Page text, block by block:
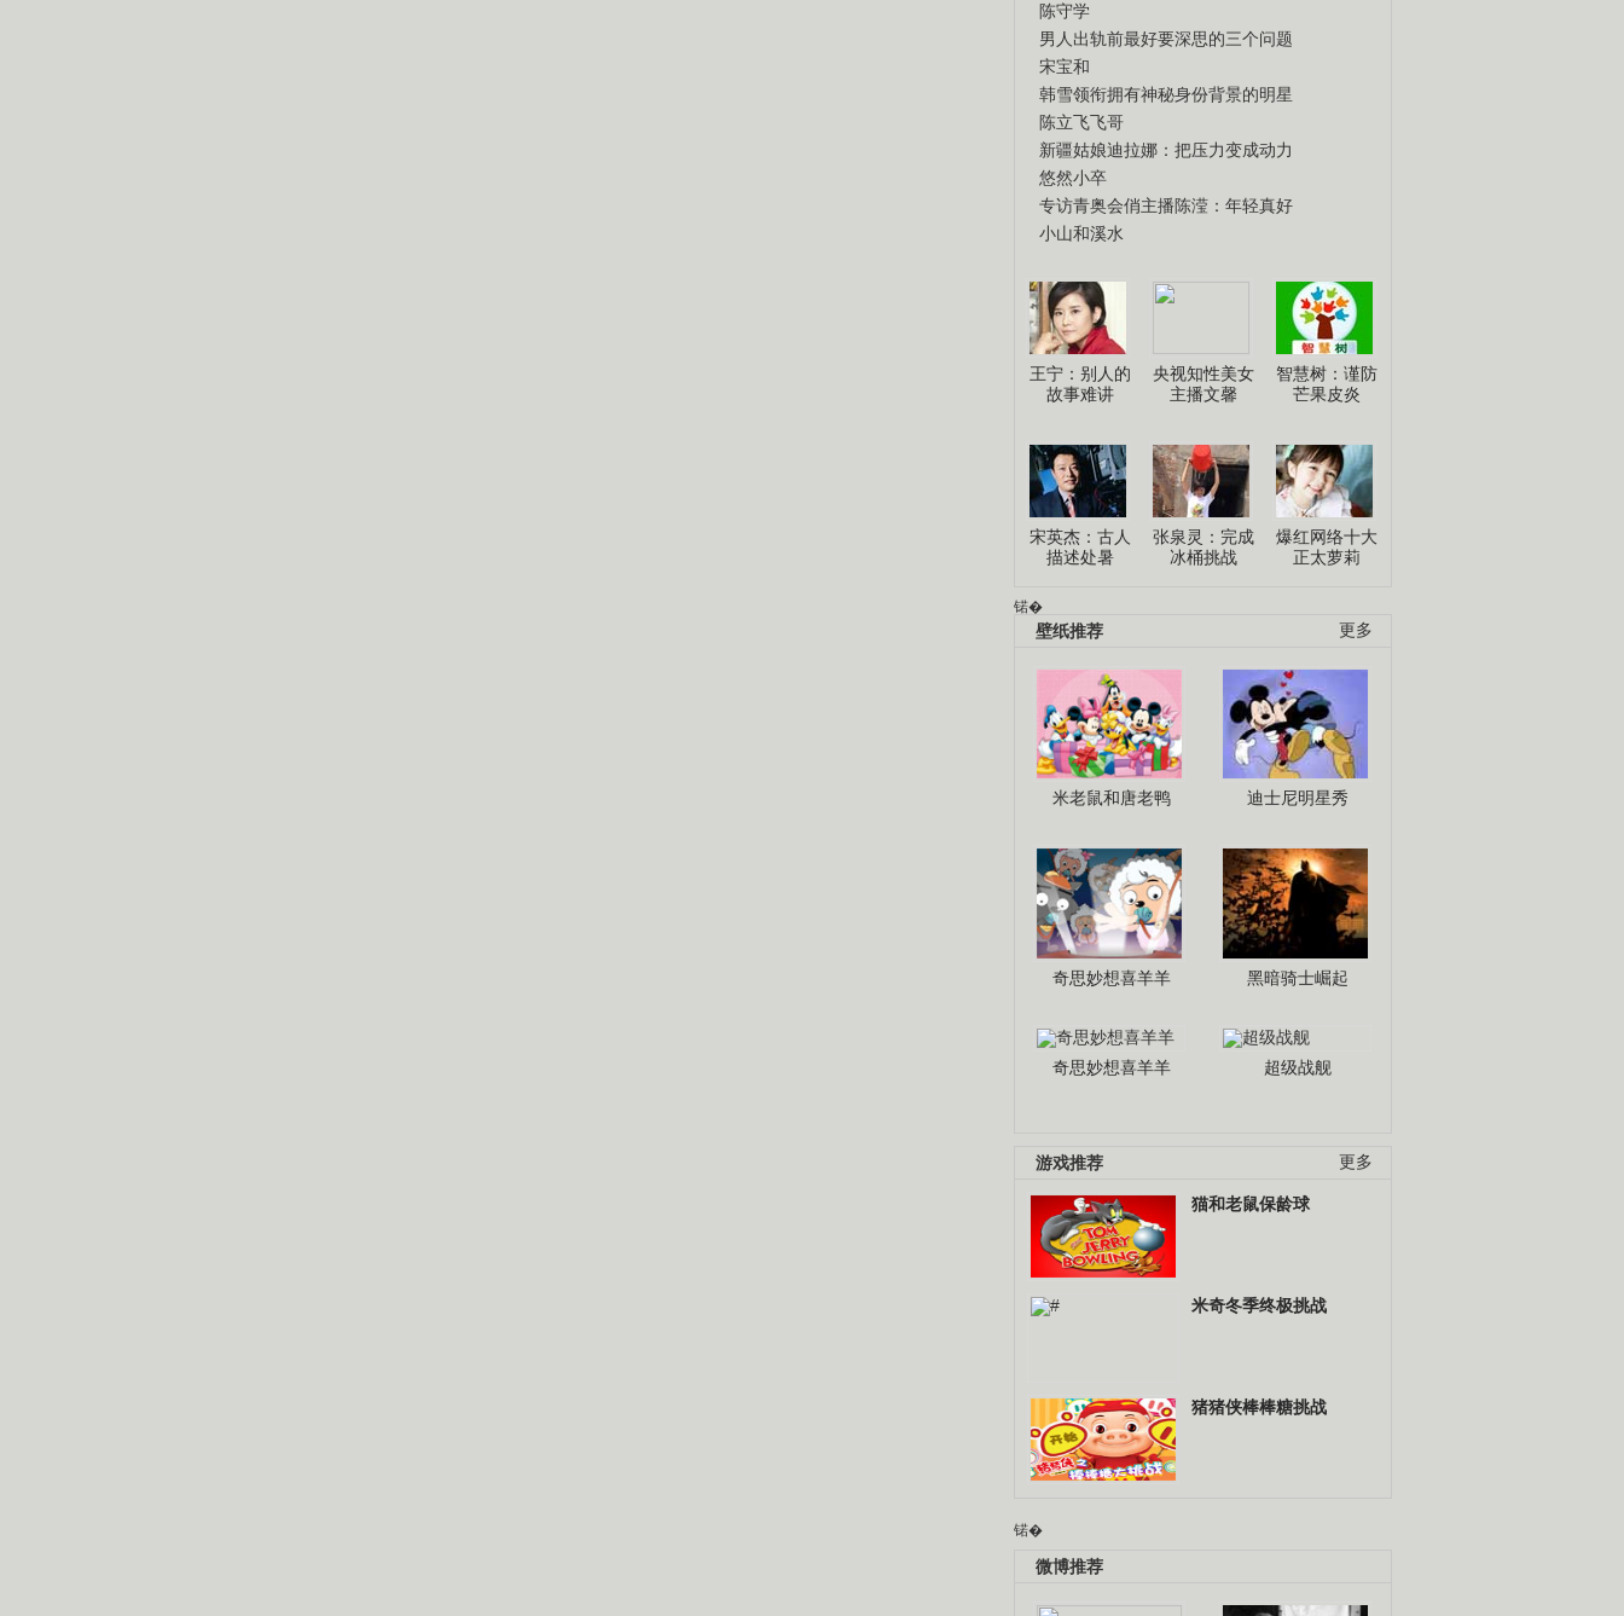
陈守学
男人出轨前最好要深思的三个问题
宋宝和
韩雪领衔拥有神秘身份背景的明星
陈立飞飞哥
新疆姑娘迪拉娜：把压力变成动力
悠然小卒
专访青奥会俏主播陈滢：年轻真好
小山和溪水
王宁：别人的
故事难讲
央视知性美女
主播文馨
智慧树：谨防
芒果皮炎
宋英杰：古人
描述处暑
张泉灵：完成
冰桶挑战
爆红网络十大
正太萝莉
锘�
更多
壁纸推荐
米老鼠和唐老鸭 迪士尼明星秀
奇思妙想喜羊羊 黑暗骑士崛起
奇思妙想喜羊羊 超级战舰
更多
游戏推荐
猫和老鼠保龄球
米奇冬季终极挑战
猪猪侠棒棒糖挑战
锘�
微博推荐